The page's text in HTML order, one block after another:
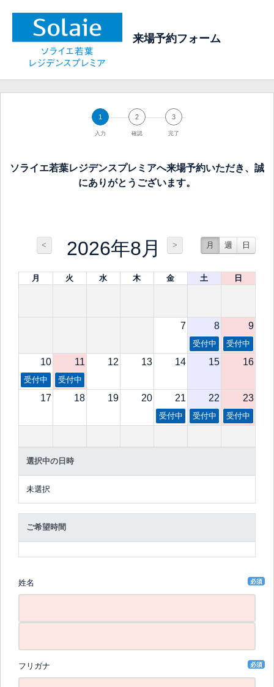
来場予約フォーム
1
入力
2
確認
3
完了
ソライエ若葉レジデンスプレミアへ来場予約いただき、誠
にありがとうございます。
月 週 日
< 2026年8月 >
月 火 水 木 金 土 日
7 8 9
受付中 受付中
10 11 12 13 14 15 16
受付中 受付中
17 18 19 20 21 22 23
受付中 受付中 受付中
選択中の日時
未選択
ご希望時間
姓名 必須
フリガナ 必須